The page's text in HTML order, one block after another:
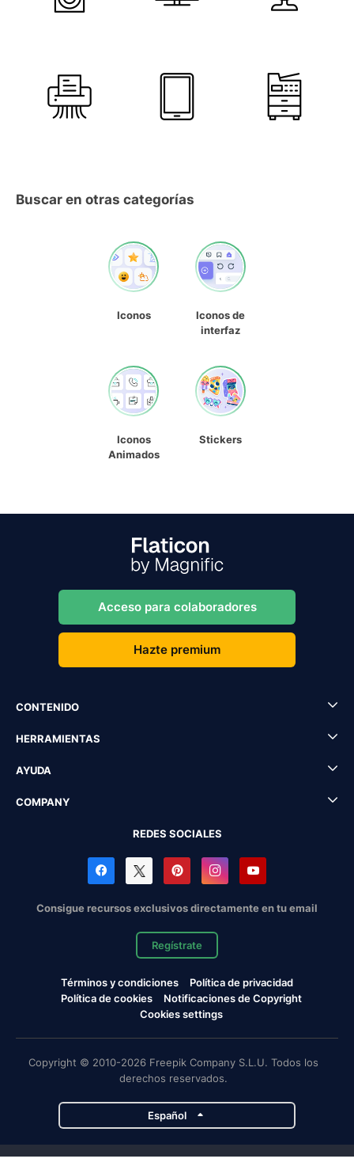
Buscar en otras categorías
Iconos
Iconos de
interfaz
Iconos
Animados
Stickers
Acceso para colaboradores
Hazte premium
CONTENIDO
HERRAMIENTAS
AYUDA
COMPANY
REDES SOCIALES
Consigue recursos exclusivos directamente en tu email
Regístrate
Términos y condiciones
Política de privacidad
Política de cookies
Notificaciones de Copyright
Cookies settings
Copyright © 2010-2026 Freepik Company S.L.U. Todos los
derechos reservados.
Español